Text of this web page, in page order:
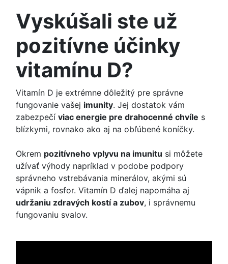
Vyskúšali ste už
pozitívne účinky
vitamínu D?
Vitamín D je extrémne dôležitý pre správne
fungovanie vašej imunity. Jej dostatok vám
zabezpečí viac energie pre drahocenné chvíle s
blízkymi, rovnako ako aj na obľúbené koníčky.
Okrem pozitívneho vplyvu na imunitu si môžete
užívať výhody napríklad v podobe podpory
správneho vstrebávania minerálov, akými sú
vápnik a fosfor. Vitamín D ďalej napomáha aj
udržaniu zdravých kostí a zubov, i správnemu
fungovaniu svalov.